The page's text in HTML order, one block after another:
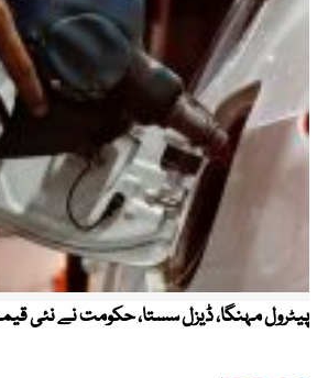
پیٹرول مہنگا، ڈیزل سستا، حکومت نے نئی